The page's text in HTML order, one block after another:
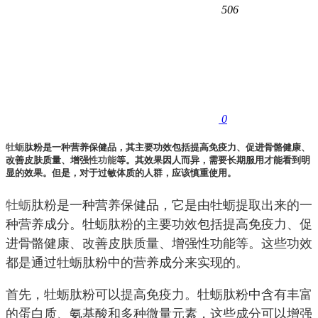
506
0
牡蛎肽粉是一种营养保健品，其主要功效包括提高免疫力、促进骨骼健康、
改善皮肤质量、增强性功能等。其效果因人而异，需要长期服用才能看到明
显的效果。但是，对于过敏体质的人群，应该慎重使用。
牡蛎肽粉是一种营养保健品，它是由牡蛎提取出来的一
种营养成分。牡蛎肽粉的主要功效包括提高免疫力、促
进骨骼健康、改善皮肤质量、增强性功能等。这些功效
都是通过牡蛎肽粉中的营养成分来实现的。
首先，牡蛎肽粉可以提高免疫力。牡蛎肽粉中含有丰富
的蛋白质、氨基酸和多种微量元素，这些成分可以增强